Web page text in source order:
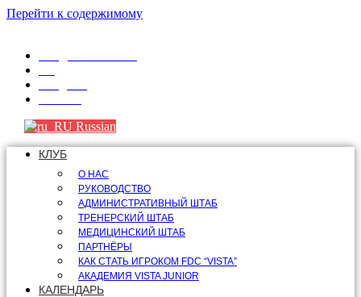
Перейти к содержимому
Russian
КЛУБ
О НАС
РУКОВОДСТВО
АДМИНИСТРАТИВНЫЙ ШТАБ
ТРЕНЕРСКИЙ ШТАБ
МЕДИЦИНСКИЙ ШТАБ
ПАРТНЁРЫ
КАК СТАТЬ ИГРОКОМ FDC “VISTA”
АКАДЕМИЯ VISTA JUNIOR
КАЛЕНДАРЬ